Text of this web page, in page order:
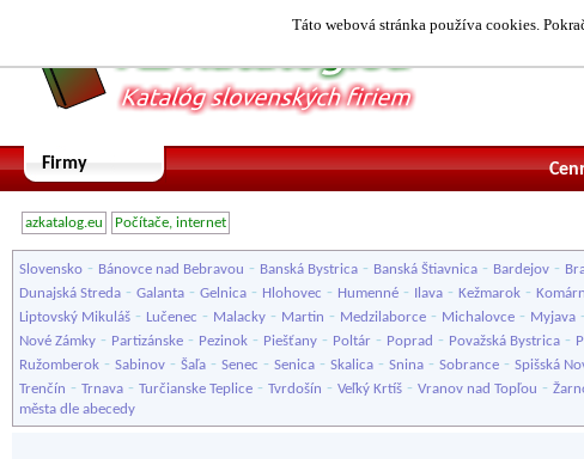
Táto webová stránka používa cookies.
Firmy
azkatalog.eu Počítače, internet
Slovensko - Bánovce nad Bebravou - Banská Bystrica - Banská Štiavnica - Bardejov -
Dunajská Streda - Galanta - Gelnica - Hlohovec - Humenné - Ilava - Kežmarok -
Liptovský Mikuláš - Lučenec - Malacky - Martin - Medzilaborce - Michalovce - Myjava -
Nové Zámky - Partizánske - Pezinok - Piešťany - Poltár - Poprad - Považská Bystrica -
Ružomberok - Sabinov - Šaľa - Senec - Senica - Skalica - Snina - Sobrance - Spišská
Trenčín - Trnava - Turčianske Teplice - Tvrdošín - Veľký Krtíš - Vranov nad Topľou -
města dle abecedy